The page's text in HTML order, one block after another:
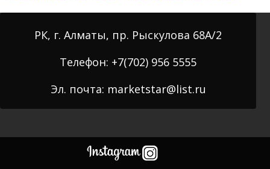
РК, г. Алматы, пр. Рыскулова 68А/2
Телефон: +7(702) 956 5555
Эл. почта: marketstar@list.ru